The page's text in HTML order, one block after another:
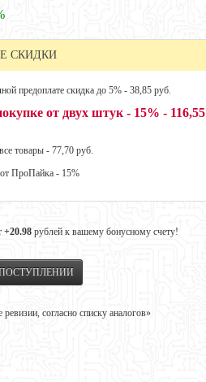
СКИДКИ
предоплате скидка до 5% - 38,85 руб.
от двух штук - 15% - 116,55
товары - 77,70 руб.
ПроПайка - 15%
+20.98 рублей к вашему бонусному счету!
согласно списку аналогов»